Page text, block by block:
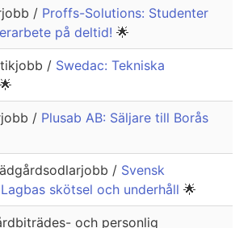
/ Proffs-Solutions: Studenter
på deltid! 🌟
/ Swedac: Tekniska
🌟
/ Plusab AB: Säljare till Borås
/ Svensk
skötsel och underhåll 🌟
och personlig